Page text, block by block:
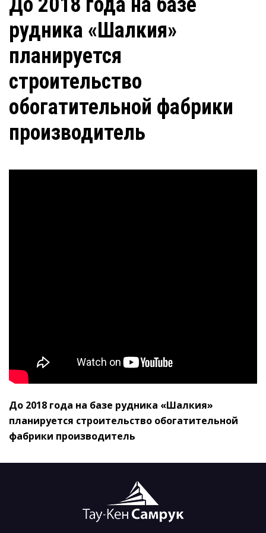
рудника «Шалкия»
планируется
строительство
обогатительной фабрики
производитель
До 2018 года на базе рудника «Шалкия»
планируется строительство обогатительной
фабрики производитель